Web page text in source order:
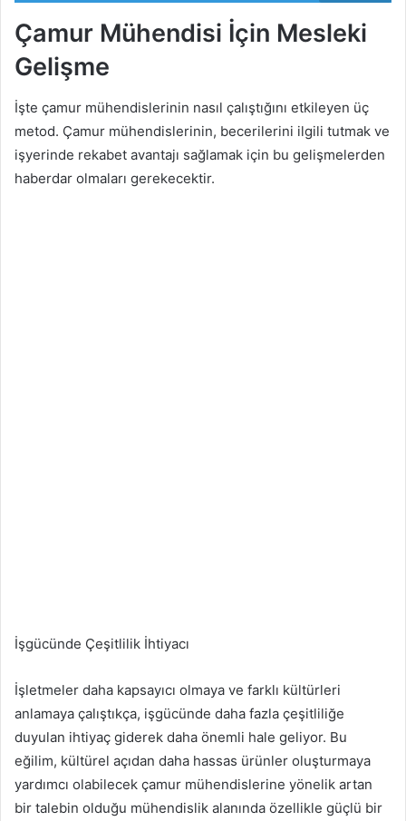
Çamur Mühendisi İçin Mesleki
Gelişme
İşte çamur mühendislerinin nasıl çalıştığını etkileyen üç
metod. Çamur mühendislerinin, becerilerini ilgili tutmak ve
işyerinde rekabet avantajı sağlamak için bu gelişmelerden
haberdar olmaları gerekecektir.
İşgücünde Çeşitlilik İhtiyacı
İşletmeler daha kapsayıcı olmaya ve farklı kültürleri
anlamaya çalıştıkça, işgücünde daha fazla çeşitliliğe
duyulan ihtiyaç giderek daha önemli hale geliyor. Bu
eğilim, kültürel açıdan daha hassas ürünler oluşturmaya
yardımcı olabilecek çamur mühendislerine yönelik artan
bir talebin olduğu mühendislik alanında özellikle güçlü bir